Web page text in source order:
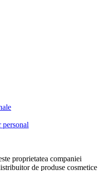
personal
proprietatea companiei
de produse cosmetice